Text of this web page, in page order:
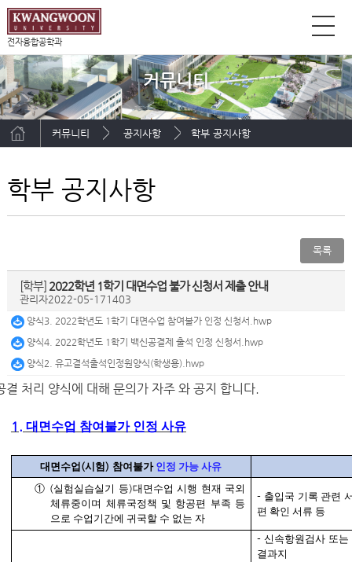
전자융합공학과
커뮤니티
커뮤니티 공지사항 학부 공지사항
학부 공지사항
목록
[학부] 2022학년 1학기 대면수업 불가 신청서 제출 안내
관리자2022-05-17 1403
양식3. 2022학년도 1학기 대면수업 참여불가 인정 신청서.hwp
양식4. 2022학년도 1학기 백신공결제 출석 인정 신청서.hwp
양식2. 유고결석출석인정원양식(학생용).hwp
결 처리 양식에 대해 문의가 자주 와 공지 합니다.
1. 대면수업 참여불가 인정 사유
대면수업 (시험) 참여불가 인정 가능 사유
① (실험실습실기 등)대면수업 시행 현재 국외
체류중이며 체류국정책 및 항공편 부족 등
으로 수업기간에 귀국할 수 없는 자
- 출입국 기록 관련
편 확인 서류 등
-신속항원검사 또는
결과지